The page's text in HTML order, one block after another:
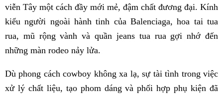
viễn Tây một cách đầy mới mẻ, đậm chất đương đại. Kính
kiểu người ngoài hành tinh của Balenciaga, hoa tai tua
rua, mũ rộng vành và quần jeans tua rua gợi nhớ đến
những màn rodeo nảy lửa.
Dù phong cách cowboy không xa lạ, sự tài tình trong việc
xử lý chất liệu, tạo phom dáng và phối hợp phụ kiện đã